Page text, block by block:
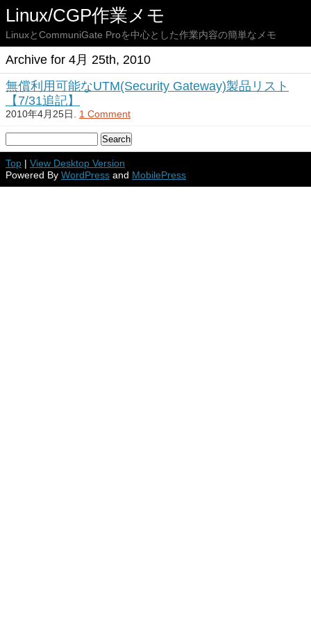
Linux/CGP作業メモ
LinuxとCommuniGate Proを中心とした作業内容の簡単なメモ
Archive for 4月 25th, 2010
無償利用可能なUTM(Security Gateway)製品リスト
【7/31追記】
2010年4月25日. 1 Comment
Top | View Desktop Version
Powered By WordPress and MobilePress